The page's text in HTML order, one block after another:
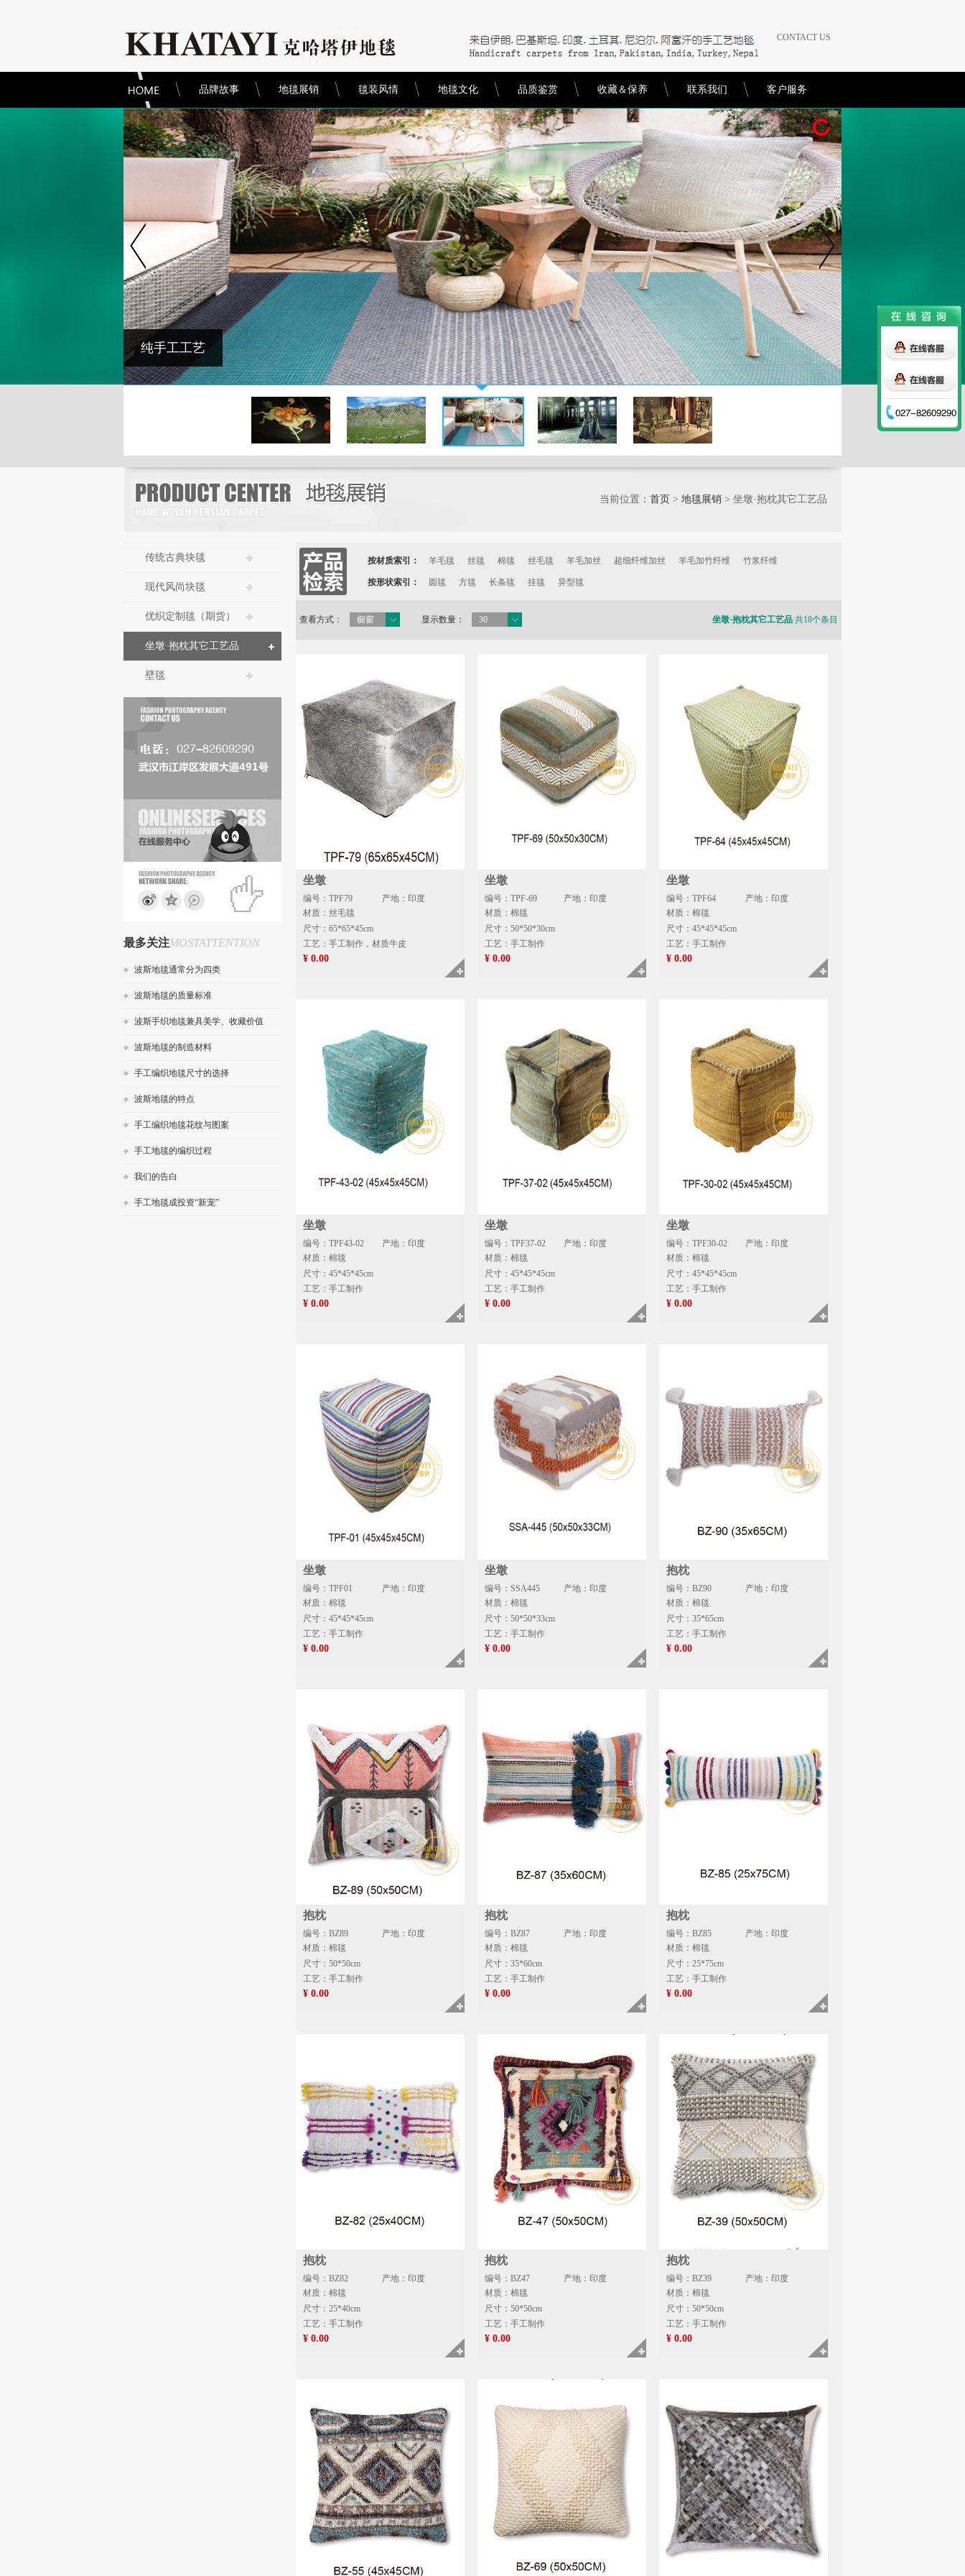
CONTACT US
品牌故事 地毯展销 毯装风情 地毯文化 品质鉴赏 收藏＆保养 联系我们 客户服务
当前位置： 首页 > 地毯展销 > 坐墩·抱枕其它工艺品
传统古典块毯
现代风尚块毯
优织定制毯（期货）
坐墩·抱枕其它工艺品
壁毯
最多关注MOSTATTENTION
波斯地毯通常分为四类
波斯地毯的质量标准
波斯手织地毯兼具美学、收藏价值
波斯地毯的制造材料
手工编织地毯尺寸的选择
波斯地毯的特点
手工编织地毯花纹与图案
手工地毯的编织过程
我们的告白
手工地毯成投资“新宠”
按材质索引： 羊毛毯 丝毯 棉毯 丝毛毯 羊毛加丝 超细纤维加丝 羊毛加竹纤维 竹浆纤维
按形状索引： 圆毯 方毯 长条毯 挂毯 异型毯
查看方式： 橱窗 显示数量： 30 坐墩·抱枕其它工艺品 共18个条目
坐墩
编号：TPF79
产地：印度
材质：丝毛毯
尺寸：65*65*45cm
工艺：手工制作，材质牛皮
¥ 0.00
坐墩
编号：TPF-69
产地：印度
材质：棉毯
尺寸：50*50*30cm
工艺：手工制作
¥ 0.00
坐墩
编号：TPF64
产地：印度
材质：棉毯
尺寸：45*45*45cm
工艺：手工制作
¥ 0.00
坐墩
编号：TPF43-02
产地：印度
材质：棉毯
尺寸：45*45*45cm
工艺：手工制作
¥ 0.00
坐墩
编号：TPF37-02
产地：印度
材质：棉毯
尺寸：45*45*45cm
工艺：手工制作
¥ 0.00
坐墩
编号：TPF30-02
产地：印度
材质：棉毯
尺寸：45*45*45cm
工艺：手工制作
¥ 0.00
坐墩
编号：TPF01
产地：印度
材质：棉毯
尺寸：45*45*45cm
工艺：手工制作
¥ 0.00
坐墩
编号：SSA445
产地：印度
材质：棉毯
尺寸：50*50*33cm
工艺：手工制作
¥ 0.00
抱枕
编号：BZ90
产地：印度
材质：棉毯
尺寸：35*65cm
工艺：手工制作
¥ 0.00
抱枕
编号：BZ89
产地：印度
材质：棉毯
尺寸：50*50cm
工艺：手工制作
¥ 0.00
抱枕
编号：BZ87
产地：印度
材质：棉毯
尺寸：35*60cm
工艺：手工制作
¥ 0.00
抱枕
编号：BZ85
产地：印度
材质：棉毯
尺寸：25*75cm
工艺：手工制作
¥ 0.00
抱枕
编号：BZ82
产地：印度
材质：棉毯
尺寸：25*40cm
工艺：手工制作
¥ 0.00
抱枕
编号：BZ47
产地：印度
材质：棉毯
尺寸：50*50cm
工艺：手工制作
¥ 0.00
抱枕
编号：BZ39
产地：印度
材质：棉毯
尺寸：50*50cm
工艺：手工制作
¥ 0.00